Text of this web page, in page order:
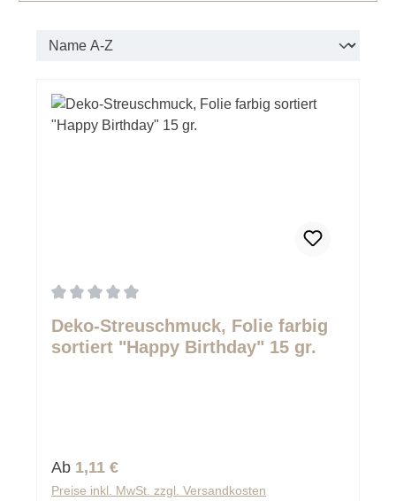
Deko-Streuschmuck, Folie farbig
sortiert "Happy Birthday" 15 gr.
Regulärer Preis:
Ab 1,11 €
Preise inkl. MwSt. zzgl. Versandkosten